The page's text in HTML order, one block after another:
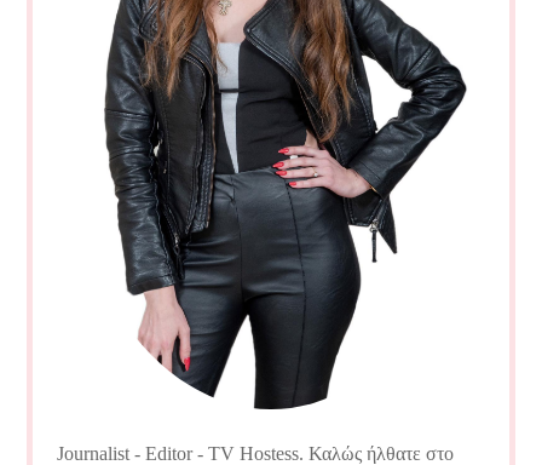
Journalist - Editor - TV Hostess. Καλώς ήλθατε στο